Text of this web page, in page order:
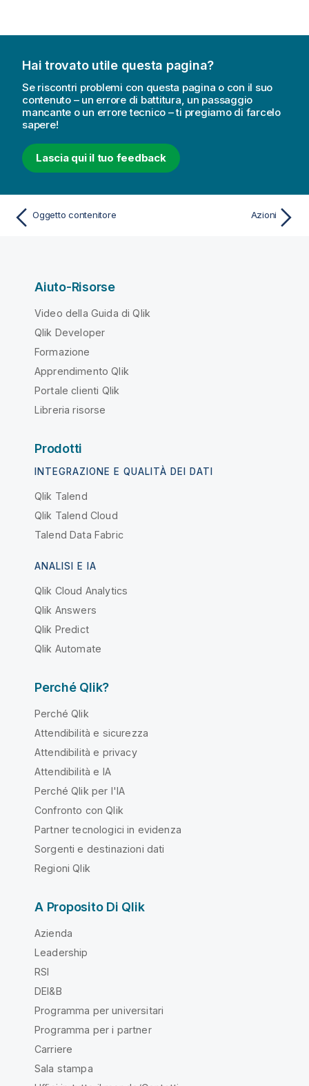
Hai trovato utile questa pagina?
Se riscontri problemi con questa pagina o con il suo
contenuto – un errore di battitura, un passaggio
mancante o un errore tecnico – ti pregiamo di farcelo
sapere!
Lascia qui il tuo feedback
Oggetto contenitore Azioni
Aiuto-Risorse
Video della Guida di Qlik
Qlik Developer
Formazione
Apprendimento Qlik
Portale clienti Qlik
Libreria risorse
Prodotti
INTEGRAZIONE E QUALITÀ DEI DATI
Qlik Talend
Qlik Talend Cloud
Talend Data Fabric
ANALISI E IA
Qlik Cloud Analytics
Qlik Answers
Qlik Predict
Qlik Automate
Perché Qlik?
Perché Qlik
Attendibilità e sicurezza
Attendibilità e privacy
Attendibilità e IA
Perché Qlik per l'IA
Confronto con Qlik
Partner tecnologici in evidenza
Sorgenti e destinazioni dati
Regioni Qlik
A Proposito Di Qlik
Azienda
Leadership
RSI
DEI&B
Programma per universitari
Programma per i partner
Carriere
Sala stampa